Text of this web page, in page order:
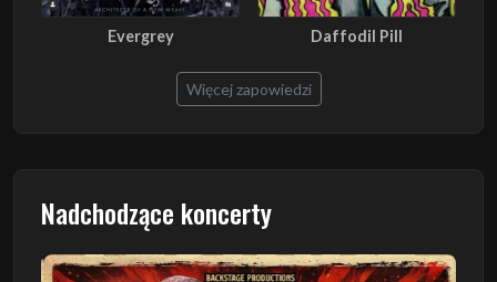
Evergrey Daffodil Pill
Więcej zapowiedzi
Nadchodzące koncerty